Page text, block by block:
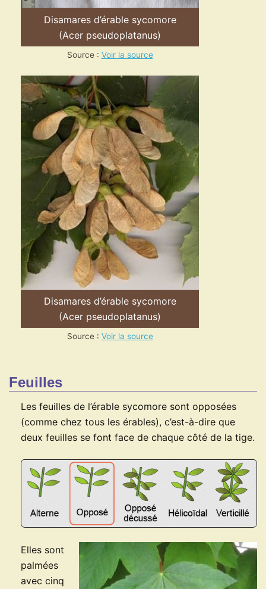
Disamares d’érable sycomore
(Acer pseudoplatanus)
Source : Voir la source
Disamares d’érable sycomore
(Acer pseudoplatanus)
Source : Voir la source
Feuilles
Les feuilles de l’érable sycomore sont opposées
(comme chez tous les érables), c’est-à-dire que
deux feuilles se font face de chaque côté de la tige.
Elles sont
palmées
avec cinq